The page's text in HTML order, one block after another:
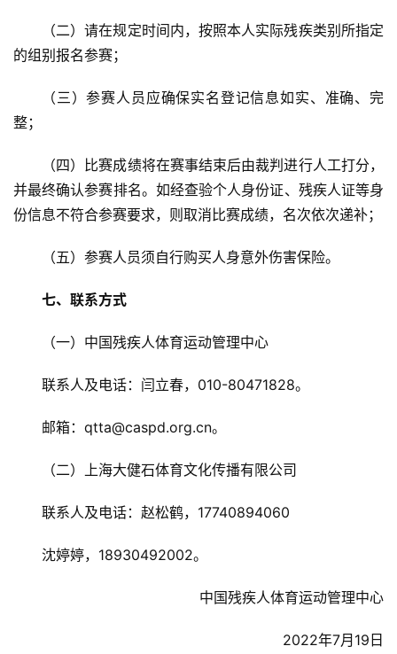
（二）请在规定时间内，按照本人实际残疾类别所指定
的组别报名参赛；
（三）参赛人员应确保实名登记信息如实、准确、完
整；
（四）比赛成绩将在赛事结束后由裁判进行人工打分，
并最终确认参赛排名。如经查验个人身份证、残疾人证等身
份信息不符合参赛要求，则取消比赛成绩，名次依次递补；
（五）参赛人员须自行购买人身意外伤害保险。
七、联系方式
（一）中国残疾人体育运动管理中心
联系人及电话：闫立春，010-80471828。
邮箱：qtta@caspd.org.cn。
（二）上海大健石体育文化传播有限公司
联系人及电话：赵松鹤，17740894060
沈婷婷，18930492002。
中国残疾人体育运动管理中心
2022年7月19日